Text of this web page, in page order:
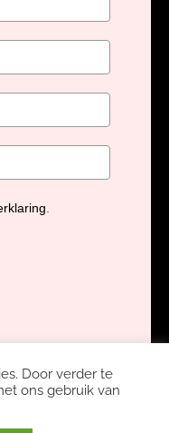
Door verder te
ons gebruik van